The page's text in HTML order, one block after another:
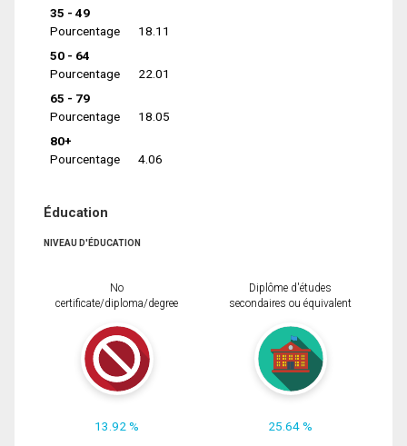
35 - 49
Pourcentage
18.11
50 - 64
Pourcentage
22.01
65 - 79
Pourcentage
18.05
80+
Pourcentage
4.06
Éducation
NIVEAU D'ÉDUCATION
No
certificate/diploma/degree
13.92 %
Diplôme d'études
secondaires ou équivalent
25.64 %